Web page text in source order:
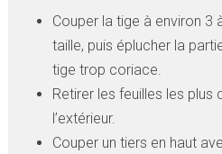
Couper la tige à environ 3
taille, puis éplucher la
tige trop coriace.
Retirer les feuilles les
l’extérieur.
Couper un tiers en haut